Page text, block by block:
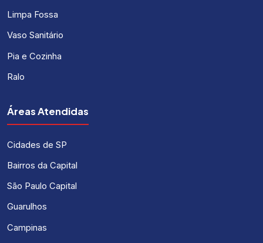
Limpa Fossa
Vaso Sanitário
Pia e Cozinha
Ralo
Áreas Atendidas
Cidades de SP
Bairros da Capital
São Paulo Capital
Guarulhos
Campinas